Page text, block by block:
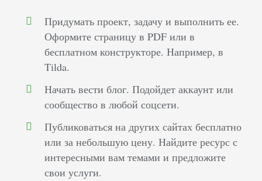
Придумать проект, задачу и выполнить ее.
Оформите страницу в PDF или в
бесплатном конструкторе. Например, в
Tilda.
Начать вести блог. Подойдет аккаунт или
сообщество в любой соцсети.
Публиковаться на других сайтах бесплатно
или за небольшую цену. Найдите ресурс с
интересными вам темами и предложите
свои услуги.